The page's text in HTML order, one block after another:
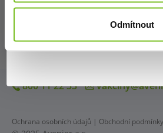
Odmítnout
Ochrana osobních údajů | Obchodní podmínky
800 11 22 33